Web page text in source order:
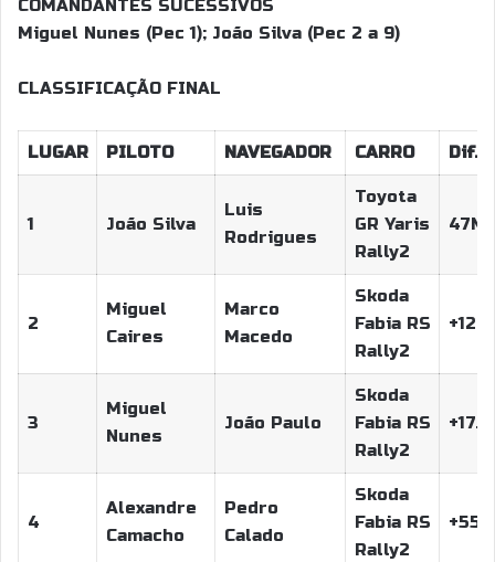
COMANDANTES SUCESSIVOS
Miguel Nunes (Pec 1); João Silva (Pec 2 a 9)
CLASSIFICAÇÃO FINAL
LUGAR PILOTO NAVEGADOR CARRO Dif.
1 João Silva
Luis
Rodrigues
Toyota
GR Yaris
Rally2
2
Miguel
Caires
Marco
Macedo
Skoda
Fabia RS
Rally2
+12.4
3
Miguel
Nunes
João Paulo
Skoda
Fabia RS
Rally2
+17.3
4
Alexandre
Camacho
Pedro
Calado
Skoda
Fabia RS
Rally2
+55.9